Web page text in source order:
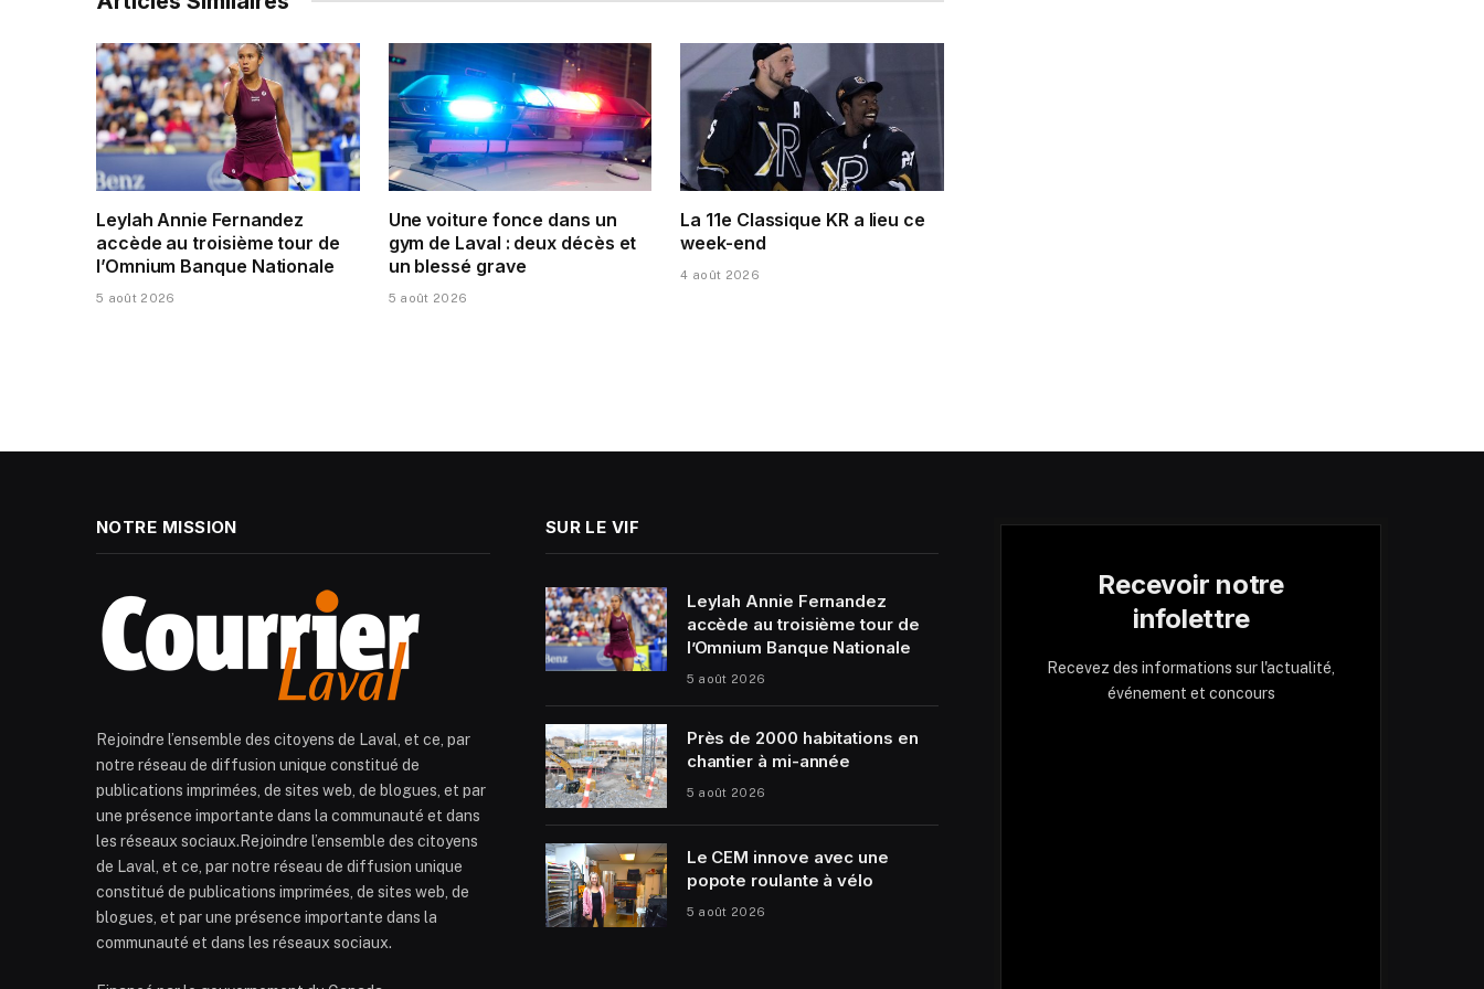
Leylah Annie Fernandez
accède au troisième tour de
l’Omnium Banque Nationale
5 août 2026
Une voiture fonce dans un
gym de Laval : deux décès et
un blessé grave
5 août 2026
La 11e Classique KR a lieu ce
week-end
4 août 2026
NOTRE MISSION
Rejoindre l’ensemble des citoyens de Laval, et ce, par
notre réseau de diffusion unique constitué de
publications imprimées, de sites web, de blogues, et par
une présence importante dans la communauté et dans
les réseaux sociaux.Rejoindre l’ensemble des citoyens
de Laval, et ce, par notre réseau de diffusion unique
constitué de publications imprimées, de sites web, de
blogues, et par une présence importante dans la
communauté et dans les réseaux sociaux.
SUR LE VIF
Leylah Annie Fernandez
accède au troisième tour de
l’Omnium Banque Nationale
5 août 2026
Près de 2000 habitations en
chantier à mi-année
5 août 2026
Le CEM innove avec une
popote roulante à vélo
5 août 2026
Recevoir notre
infolettre
Recevez des informations sur l'actualité,
événement et concours